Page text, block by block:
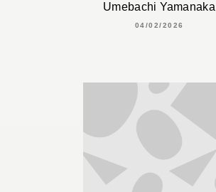
Umebachi Yamanaka
04/02/2026